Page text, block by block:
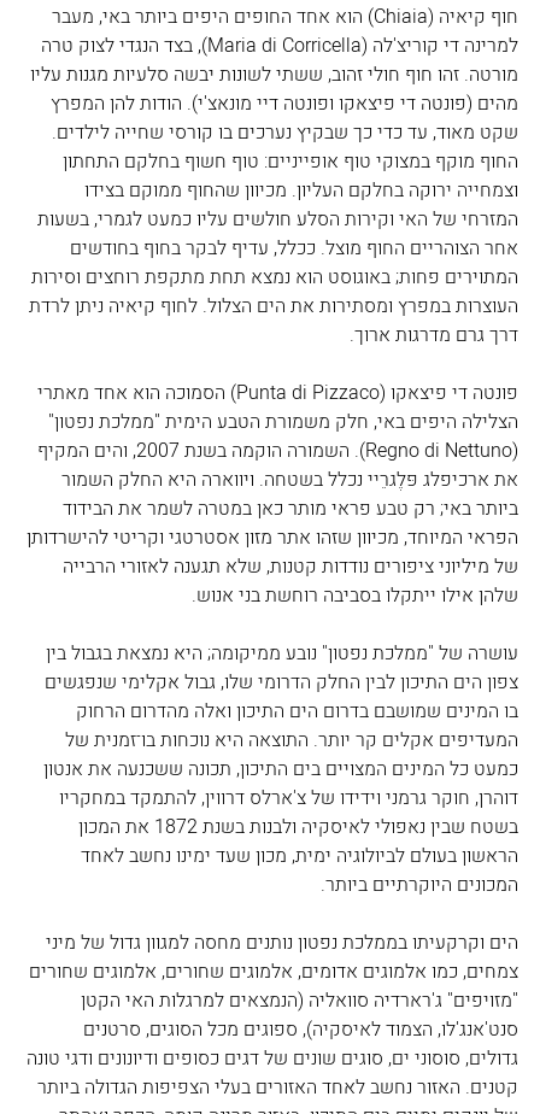
חוף קיאיה (Chiaia) הוא אחד החופים היפים ביותר באי, מעבר
למרינה די קוריצ'לה (Maria di Corricella), בצד הנגדי לצוק טרה
מורטה. זהו חוף חולי זהוב, ששתי לשונות יבשה סלעיות מגנות עליו
מהים (פונטה די פיצאקו ופונטה דיי מונאצ'י). הודות להן המפרץ
שקט מאוד, עד כדי כך שבקיץ נערכים בו קורסי שחייה לילדים.
החוף מוקף במצוקי טוף אופייניים: טוף חשוף בחלקם התחתון
וצמחייה ירוקה בחלקם העליון. מכיוון שהחוף ממוקם בצידו
המזרחי של האי וקירות הסלע חולשים עליו כמעט לגמרי, בשעות
אחר הצוהריים החוף מוצל. ככלל, עדיף לבקר בחוף בחודשים
המתוירים פחות; באוגוסט הוא נמצא תחת מתקפת רוחצים וסירות
העוצרות במפרץ ומסתירות את הים הצלול. לחוף קיאיה ניתן לרדת
דרך גרם מדרגות ארוך.
פונטה די פיצאקו (Punta di Pizzaco) הסמוכה הוא אחד מאתרי
הצלילה היפים באי, חלק משמורת הטבע הימית "ממלכת נפטון"
(Regno di Nettuno). השמורה הוקמה בשנת 2007, והים המקיף
את ארכיפלג פּלֶגרֵיי נכלל בשטחה. ויווארה היא החלק השמור
ביותר באי; רק טבע פראי מותר כאן במטרה לשמר את הבידוד
הפראי המיוחד, מכיוון שזהו אתר מזון אסטרטגי וקריטי להישרדותן
של מיליוני ציפורים נודדות קטנות, שלא תגענה לאזורי הרבייה
שלהן אילו ייתקלו בסביבה רוחשת בני אנוש.
עושרה של "ממלכת נפטון" נובע ממיקומה; היא נמצאת בגבול בין
צפון הים התיכון לבין החלק הדרומי שלו, גבול אקלימי שנפגשים
בו המינים שמושבם בדרום הים התיכון ואלה מהדרום הרחוק
המעדיפים אקלים קר יותר. התוצאה היא נוכחות בו־זמנית של
כמעט כל המינים המצויים בים התיכון, תכונה ששכנעה את אנטון
דוהרן, חוקר גרמני וידידו של צ'ארלס דרווין, להתמקד במחקריו
בשטח שבין נאפולי לאיסקיה ולבנות בשנת 1872 את המכון
הראשון בעולם לביולוגיה ימית, מכון שעד ימינו נחשב לאחד
המכונים היוקרתיים ביותר.
הים וקרקעיתו בממלכת נפטון נותנים מחסה למגוון גדול של מיני
צמחים, כמו אלמוגים אדומים, אלמוגים שחורים, אלמוגים שחורים
"מזויפים" ג'רארדיה סוואליה (הנמצאים למרגלות האי הקטן
סנט'אנג'לו, הצמוד לאיסקיה), ספוגים מכל הסוגים, סרטנים
גדולים, סוסוני ים, סוגים שונים של דגים כסופים ודיונונים ודגי טונה
קטנים. האזור נחשב לאחד האזורים בעלי הצפיפות הגדולה ביותר